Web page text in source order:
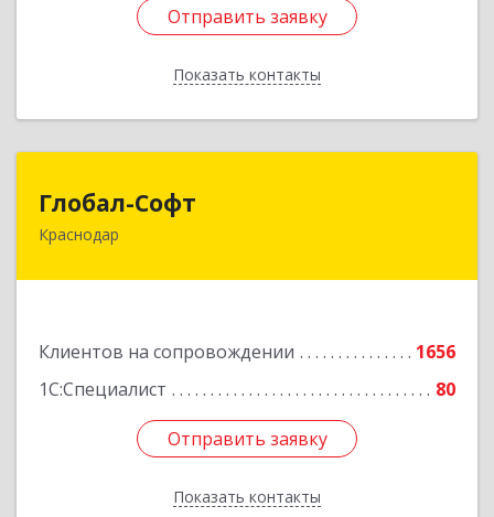
Отправить заявку
Показать контакты
Отправить заявку
Назад
Глобал-Софт
Краснодар
Клиентов на сопровождении
1656
1С:Специалист
80
Отправить заявку
Показать контакты
350018, Краснодарский край, Краснодар г,
Отправить заявку
Назад